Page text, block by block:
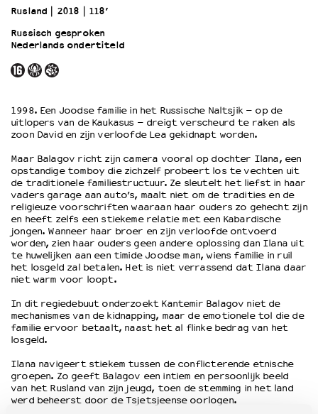
OVER LANTARENVENSTER
Werken bij
Word vriend
Historie
Partners
Huisregels
Privacyverklaring
Integriteits- en gedragscode
Duurzaamheid
Culturele boycot Israël
Ruimte voor artistieke vrijheid – VNPF
Rusland
2018
118’
Russisch gesproken
Nederlands ondertiteld
1998. Een Joodse familie in het Russische Naltsjik – op de
uitlopers van de Kaukasus – dreigt verscheurd te raken als
zoon David en zijn verloofde Lea gekidnapt worden.
Maar Balagov richt zijn camera vooral op dochter Ilana, een
opstandige tomboy die zichzelf probeert los te vechten uit
de traditionele familiestructuur. Ze sleutelt het liefst in haar
vaders garage aan auto’s, maalt niet om de tradities en de
religieuze voorschriften waaraan haar ouders zo gehecht zijn
en heeft zelfs een stiekeme relatie met een Kabardische
jongen. Wanneer haar broer en zijn verloofde ontvoerd
worden, zien haar ouders geen andere oplossing dan Ilana uit
te huwelijken aan een timide Joodse man, wiens familie in ruil
het losgeld zal betalen. Het is niet verrassend dat Ilana daar
niet warm voor loopt.
In dit regiedebuut onderzoekt Kantemir Balagov niet de
mechanismes van de kidnapping, maar de emotionele tol die de
familie ervoor betaalt, naast het al flinke bedrag van het
losgeld.
Ilana navigeert stiekem tussen de conflicterende etnische
groepen. Zo geeft Balagov een intiem en persoonlijk beeld
van het Rusland van zijn jeugd, toen de stemming in het land
werd beheerst door de Tsjetsjeense oorlogen.